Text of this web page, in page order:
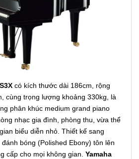
có kích thước dài 186cm, rộng
cùng trọng lượng khoảng 330kg, là
phân khúc medium grand piano
nhạc gia đình, phòng thu, vừa thể
biểu diễn nhỏ. Thiết kế sang
bóng (Polished Ebony) tôn lên
cấp cho mọi không gian. Yamaha